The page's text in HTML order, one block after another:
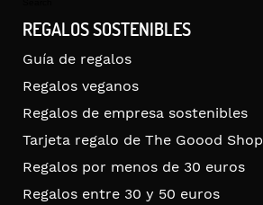
REGALOS SOSTENIBLES
Guía de regalos
Regalos veganos
Regalos de empresa sostenibles
Tarjeta regalo de The Goood Shop
Regalos por menos de 30 euros
Regalos entre 30 y 50 euros